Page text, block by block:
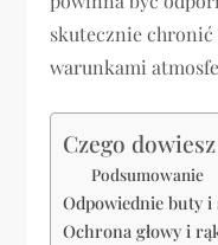
skutecznie
warunkami
Czego
Podsumowanie
Odpowiednie buty i
Ochrona głowy i